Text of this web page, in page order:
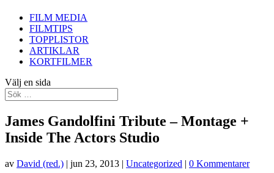
FILM MEDIA
FILMTIPS
TOPPLISTOR
ARTIKLAR
KORTFILMER
Välj en sida
James Gandolfini Tribute – Montage +
Inside The Actors Studio
av David (red.) | jun 23, 2013 | Uncategorized | 0 Kommentarer